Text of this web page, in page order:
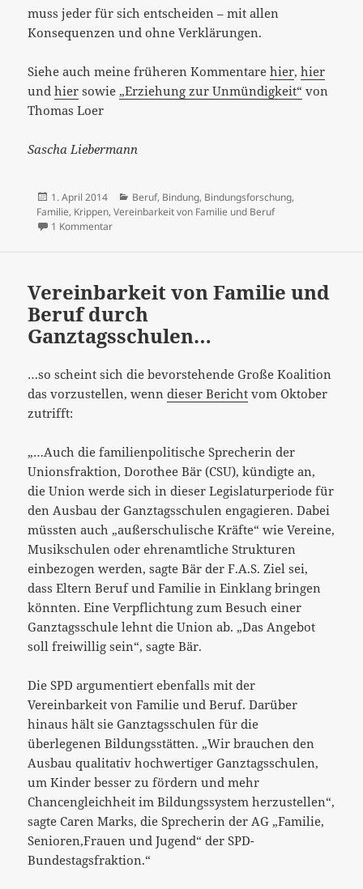
muss jeder für sich entscheiden – mit allen
Konsequenzen und ohne Verklärungen.
Siehe auch meine früheren Kommentarehier,hier
undhier sowie „Erziehung zur Unmündigkeit“ von
Thomas Loer
Sascha Liebermann
Veröffentlicht
am
1. April 2014 Kategorien
Beruf, Bindung, Bindungsforschung,
Familie, Krippen, Vereinbarkeit von Familie und Beruf
1 Kommentarzu Superfrauen, Supermütter, Vereinbarkeit von
Vereinbarkeit von Familie und
Beruf durch
Ganztagsschulen…
…so scheint sich die bevorstehende Große Koalition
das vorzustellen, wenndieser Bericht vom Oktober
zutrifft:
„…Auch die familienpolitische Sprecherin der
Unionsfraktion, Dorothee Bär (CSU), kündigte an,
die Union werde sich in dieser Legislaturperiode für
den Ausbau der Ganztagsschulen engagieren. Dabei
müssten auch „außerschulische Kräfte“ wie Vereine,
Musikschulen oder ehrenamtliche Strukturen
einbezogen werden, sagte Bär der F.A.S. Ziel sei,
dass Eltern Beruf und Familie in Einklang bringen
könnten. Eine Verpflichtung zum Besuch einer
Ganztagsschule lehnt die Union ab. „Das Angebot
soll freiwillig sein“, sagte Bär.
Die SPD argumentiert ebenfalls mit der
Vereinbarkeit von Familie und Beruf. Darüber
hinaus hält sie Ganztagsschulen für die
überlegenen Bildungsstätten. „Wir brauchen den
Ausbau qualitativ hochwertiger Ganztagsschulen,
um Kinder besser zu fördern und mehr
Chancengleichheit im Bildungssystem herzustellen“,
sagte Caren Marks, die Sprecherin der AG „Familie,
Senioren,Frauen und Jugend“ der SPD-
Bundestagsfraktion.“